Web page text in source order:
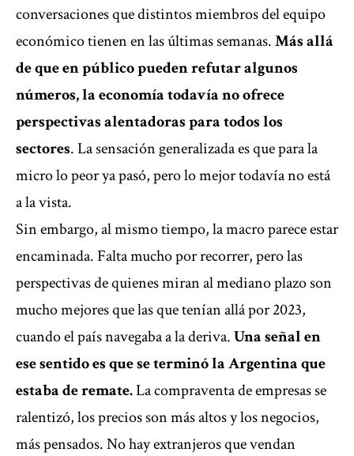
conversaciones que distintos miembros del equipo
económico tienen en las últimas semanas.Más allá
de que en público pueden refutar algunos
números, la economía todavía no ofrece
perspectivas alentadoras para todos los
sectores. La sensación generalizada es que para la
micro lo peor ya pasó, pero lo mejor todavía no está
a la vista.
Sin embargo, al mismo tiempo, la macro parece estar
encaminada. Falta mucho por recorrer, pero las
perspectivas de quienes miran al mediano plazo son
mucho mejores que las que tenían allá por 2023,
cuando el país navegaba a la deriva.Una señal en
ese sentido es que se terminó la Argentina que
estaba de remate.La compraventa de empresas se
ralentizó, los precios son más altos y los negocios,
más pensados. No hay extranjeros que vendan